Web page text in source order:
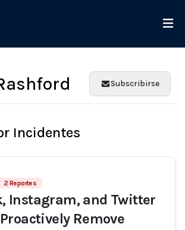
Subscribirse
Incidentes
2 Reportes
Instagram, and Twitter
Remove